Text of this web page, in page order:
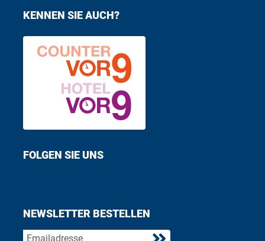
KENNEN SIE AUCH?
FOLGEN SIE UNS
NEWSLETTER BESTELLEN